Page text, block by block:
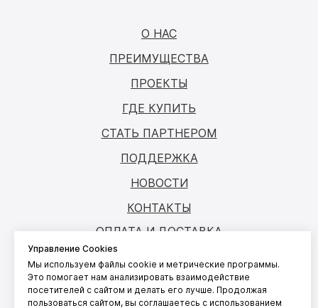
О НАС
© ANTOUCH, 2026. Все права защищены
Согласие на обработку персональных
ПРЕИМУЩЕСТВА
ПРОЕКТЫ
ГДЕ КУПИТЬ
СТАТЬ ПАРТНЕРОМ
ПОДДЕРЖКА
НОВОСТИ
КОНТАКТЫ
ОПЛАТА И ДОСТАВКА
Управление Cookies
Мы используем файлы cookie и метрические программы.
Это помогает нам анализировать взаимодействие
посетителей с сайтом и делать его лучше. Продолжая
пользоваться сайтом, вы соглашаетесь с использованием